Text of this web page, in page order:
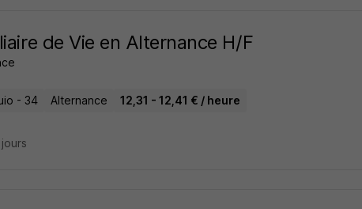
de Vie en Alternance H/F
- 34 Alternance 12,31 - 12,41 € / heure